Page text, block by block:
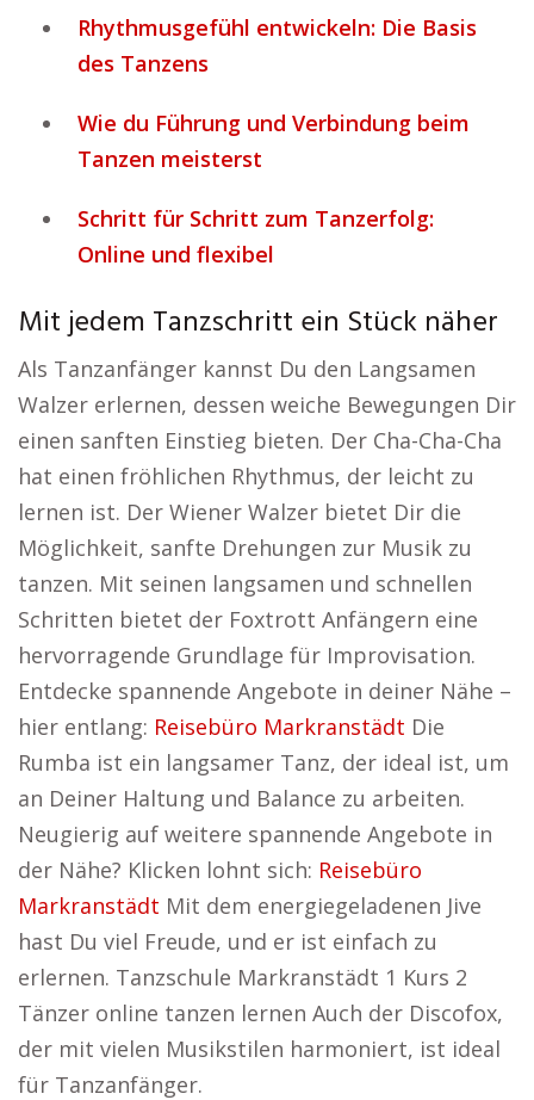
Rhythmusgefühl entwickeln: Die Basis
des Tanzens
Wie du Führung und Verbindung beim
Tanzen meisterst
Schritt für Schritt zum Tanzerfolg:
Online und flexibel
Mit jedem Tanzschritt ein Stück näher
Als Tanzanfänger kannst Du den Langsamen
Walzer erlernen, dessen weiche Bewegungen Dir
einen sanften Einstieg bieten. Der Cha-Cha-Cha
hat einen fröhlichen Rhythmus, der leicht zu
lernen ist. Der Wiener Walzer bietet Dir die
Möglichkeit, sanfte Drehungen zur Musik zu
tanzen. Mit seinen langsamen und schnellen
Schritten bietet der Foxtrott Anfängern eine
hervorragende Grundlage für Improvisation.
Entdecke spannende Angebote in deiner Nähe –
hier entlang: Reisebüro Markranstädt Die
Rumba ist ein langsamer Tanz, der ideal ist, um
an Deiner Haltung und Balance zu arbeiten.
Neugierig auf weitere spannende Angebote in
der Nähe? Klicken lohnt sich: Reisebüro
Markranstädt Mit dem energiegeladenen Jive
hast Du viel Freude, und er ist einfach zu
erlernen. Tanzschule Markranstädt 1 Kurs 2
Tänzer online tanzen lernen Auch der Discofox,
der mit vielen Musikstilen harmoniert, ist ideal
für Tanzanfänger.